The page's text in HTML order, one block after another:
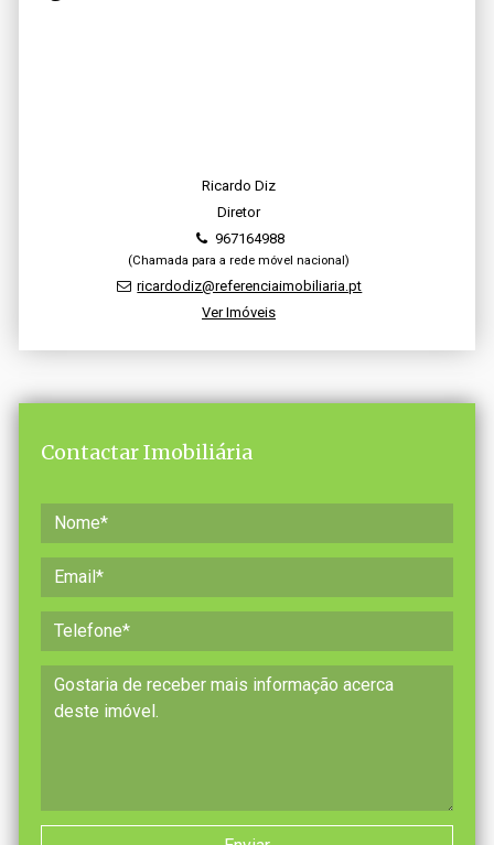
Ricardo Diz
Diretor
967164988
(Chamada para a rede móvel nacional)
ricardodiz@referenciaimobiliaria.pt
Ver Imóveis
Contactar Imobiliária